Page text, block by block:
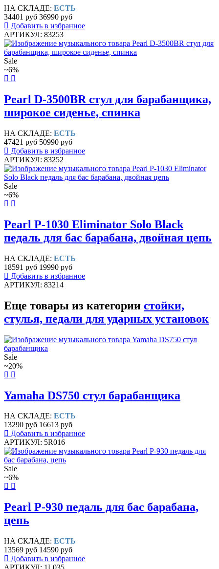
НА СКЛАДЕ: ЕСТЬ
34401 руб 36990 руб
Добавить в избранное
АРТИКУЛ: 83253
Sale
~6%
Pearl D-3500BR стул для барабанщика,
широкое сиденье, спинка
НА СКЛАДЕ: ЕСТЬ
47421 руб 50990 руб
Добавить в избранное
АРТИКУЛ: 83252
Sale
~6%
Pearl P-1030 Eliminator Solo Black
педаль для бас барабана, двойная цепь
НА СКЛАДЕ: ЕСТЬ
18591 руб 19990 руб
Добавить в избранное
АРТИКУЛ: 83214
Еще товары из категории стойки,
стулья, педали для ударных установок
Sale
~20%
Yamaha DS750 стул барабанщика
НА СКЛАДЕ: ЕСТЬ
13290 руб 16613 руб
Добавить в избранное
АРТИКУЛ: 5R016
Sale
~6%
Pearl P-930 педаль для бас барабана,
цепь
НА СКЛАДЕ: ЕСТЬ
13569 руб 14590 руб
Добавить в избранное